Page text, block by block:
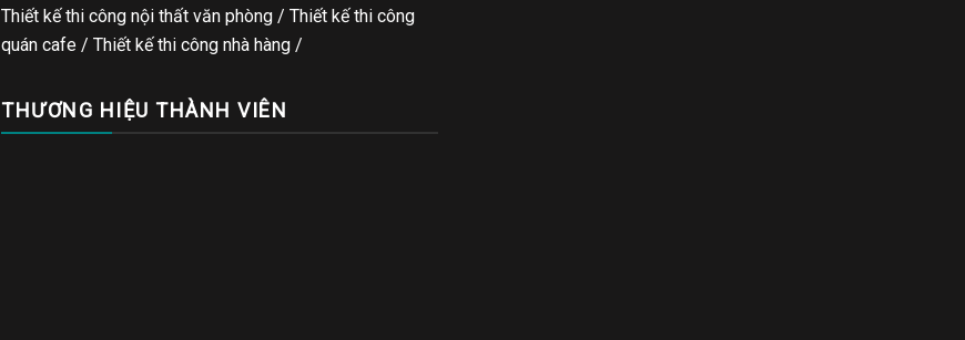
Thiết kế thi công nội thất văn phòng /Thiết kế thi công
quán cafe /Thiết kế thi công nhà hàng /
THƯƠNG HIỆU THÀNH VIÊN